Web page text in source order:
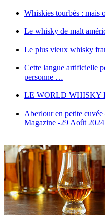
Whiskies tourbés : mais
Le whisky de malt
Le plus vieux whisky
Cette langue artificielle
personne …
LE WORLD WHISKY
Aberlour en petite
Magazine -29 Août 2024